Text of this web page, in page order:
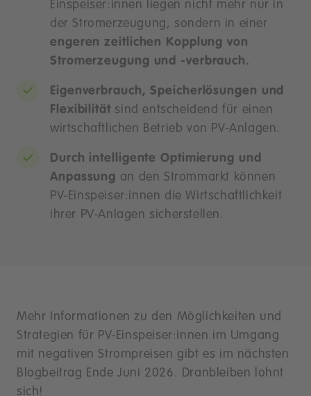
Einspeiser:innen liegen nicht mehr nur in
der Stromerzeugung, sondern in einer
engeren zeitlichen Kopplung von
Stromerzeugung und -verbrauch.
Eigenverbrauch, Speicherlösungen und
Flexibilitätsind entscheidend für einen
wirtschaftlichen Betrieb von PV-Anlagen.
Durch intelligente Optimierung und
Anpassung an den Strommarkt können
PV-Einspeiser:innen die Wirtschaftlichkeit
ihrer PV-Anlagen sicherstellen.
Mehr Informationen zu den Möglichkeiten und
Strategien für PV-Einspeiser:innen im Umgang
mit negativen Strompreisen gibt es im nächsten
Blogbeitrag Ende Juni 2026. Dranbleiben lohnt
sich!